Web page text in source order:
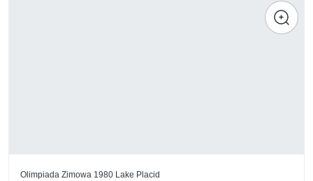
Olimpiada Zimowa 1980 Lake Placid